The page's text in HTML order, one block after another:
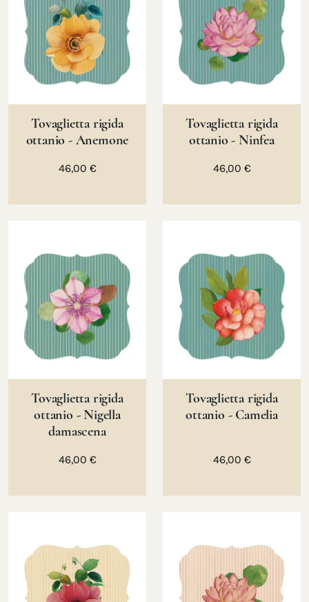
Tovaglietta rigida
ottanio - Anemone
46,00 €
Tovaglietta rigida
ottanio - Ninfea
46,00 €
Tovaglietta rigida
ottanio - Nigella
damascena
46,00 €
Tovaglietta rigida
ottanio - Camelia
46,00 €